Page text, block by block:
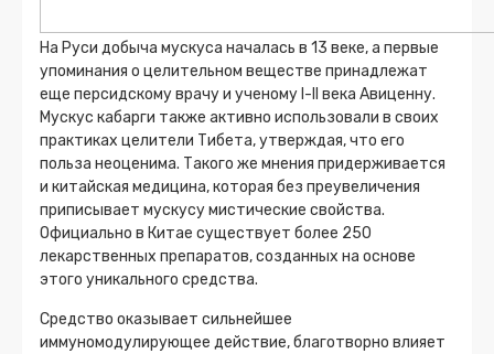
На Руси добыча мускуса началась в 13 веке, а первые
упоминания о целительном веществе принадлежат
еще персидскому врачу и ученому I-II века Авиценну.
Мускус кабарги также активно использовали в своих
практиках целители Тибета, утверждая, что его
польза неоценима. Такого же мнения придерживается
и китайская медицина, которая без преувеличения
приписывает мускусу мистические свойства.
Официально в Китае существует более 250
лекарственных препаратов, созданных на основе
этого уникального средства.
Средство оказывает сильнейшее
иммуномодулирующее действие, благотворно влияет